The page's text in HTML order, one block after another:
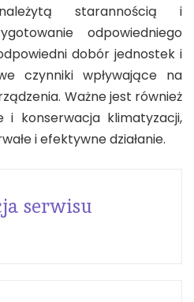
starannością i
odpowiedniego
dobór jednostek i
czynniki wpływające na
Ważne jest również
i konserwacja klimatyzacji,
i efektywne działanie.
serwisu